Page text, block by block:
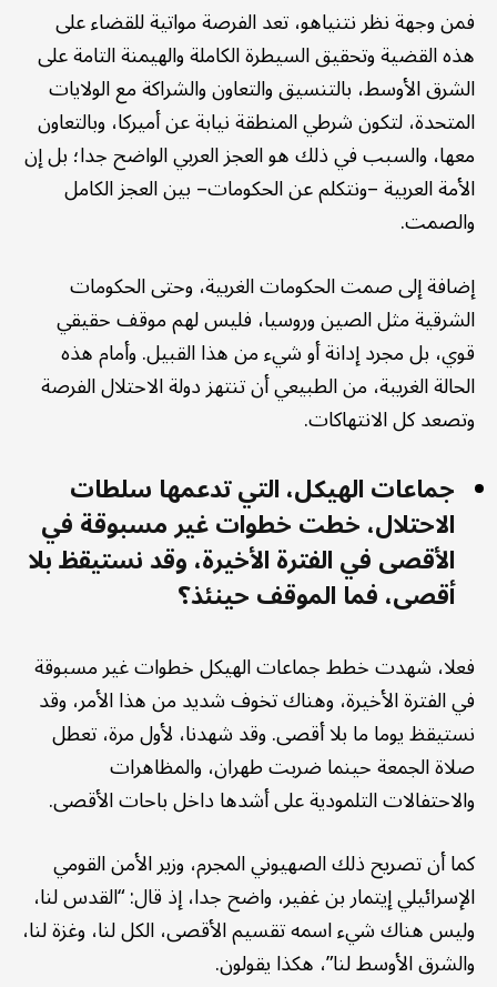
فمن وجهة نظر نتنياهو، تعد الفرصة مواتية للقضاء على
هذه القضية وتحقيق السيطرة الكاملة والهيمنة التامة على
الشرق الأوسط، بالتنسيق والتعاون والشراكة مع الولايات
المتحدة، لتكون شرطي المنطقة نيابة عن أميركا، وبالتعاون
معها، والسبب في ذلك هو العجز العربي الواضح جدا؛ بل إن
الأمة العربية –ونتكلم عن الحكومات– بين العجز الكامل
والصمت.
إضافة إلى صمت الحكومات الغربية، وحتى الحكومات
الشرقية مثل الصين وروسيا، فليس لهم موقف حقيقي
قوي، بل مجرد إدانة أو شيء من هذا القبيل. وأمام هذه
الحالة الغريبة، من الطبيعي أن تنتهز دولة الاحتلال الفرصة
وتصعد كل الانتهاكات.
جماعات الهيكل، التي تدعمها سلطات
الاحتلال، خطت خطوات غير مسبوقة في
الأقصى في الفترة الأخيرة، وقد نستيقظ بلا
أقصى، فما الموقف حينئذ؟
فعلا، شهدت خطط جماعات الهيكل خطوات غير مسبوقة
في الفترة الأخيرة، وهناك تخوف شديد من هذا الأمر، وقد
نستيقظ يوما ما بلا أقصى. وقد شهدنا، لأول مرة، تعطل
صلاة الجمعة حينما ضربت طهران، والمظاهرات
والاحتفالات التلمودية على أشدها داخل باحات الأقصى.
كما أن تصريح ذلك الصهيوني المجرم، وزير الأمن القومي
الإسرائيلي إيتمار بن غفير، واضح جدا، إذ قال: “القدس لنا،
وليس هناك شيء اسمه تقسيم الأقصى، الكل لنا، وغزة لنا،
والشرق الأوسط لنا”، هكذا يقولون.